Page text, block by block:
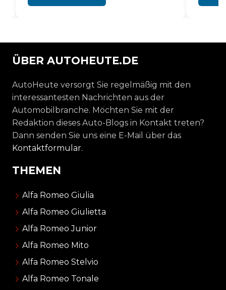
ÜBER AUTOHEUTE.DE
AutoHeute versorgt Sie regelmäßig mit den
interessantesten Nachrichten aus der
Automobilbranche. Möchten Sie mit der
Redaktion dieses Auto-Blogs in Kontakt treten?
Dann senden Sie uns eine E-Mail über das
Kontaktformular.
THEMEN
Alfa Romeo Giulia
Alfa Romeo Giulietta
Alfa Romeo Junior
Alfa Romeo Mito
Alfa Romeo Stelvio
Alfa Romeo Tonale